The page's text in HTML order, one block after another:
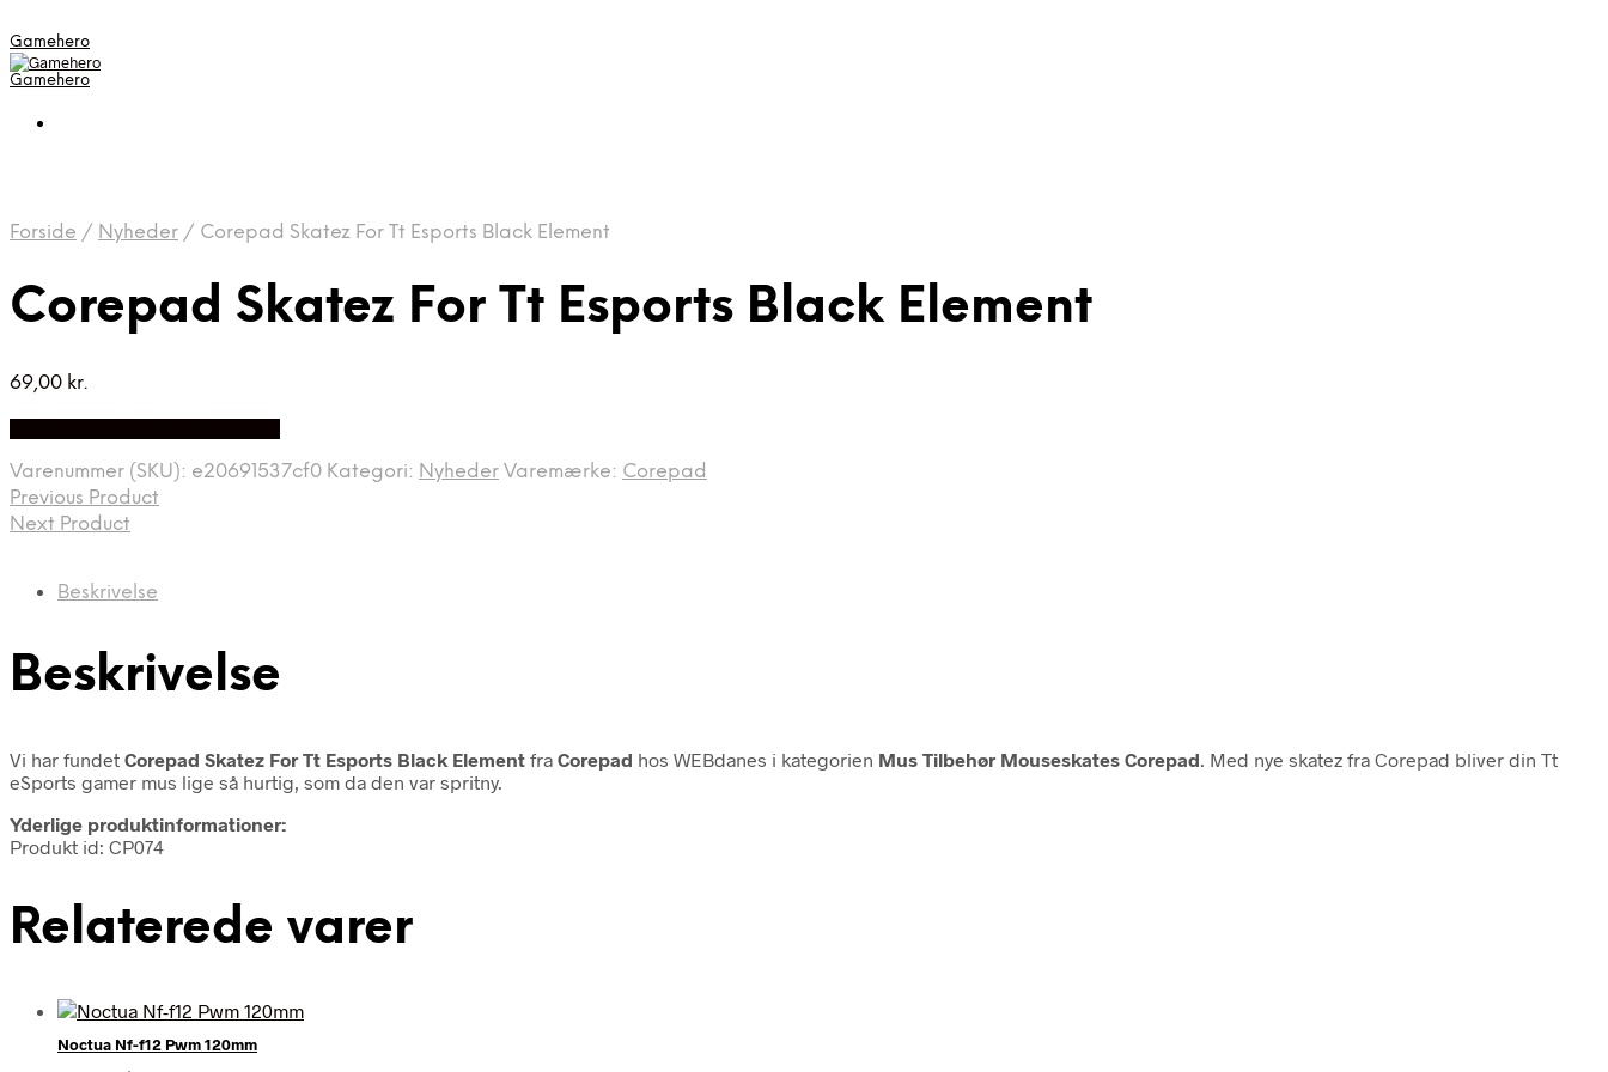
Gamehero
Gamehero
Forside / Nyheder / Corepad Skatez For Tt Esports Black Element
Corepad Skatez For Tt Esports Black Element
69,00 kr.
Varenummer (SKU): e20691537cf0 Kategori: Nyheder Varemærke: Corepad
Previous Product
Next Product
Beskrivelse
Beskrivelse
Vi har fundet Corepad Skatez For Tt Esports Black Element fra Corepad hos WEBdanes i kategorien Mus Tilbehør Mouseskates Corepad . Med nye skatez fra Corepad bliver din Tt
eSports gamer mus lige så hurtig, som da den var spritny.
Yderlige produktinformationer:
Produkt id: CP074
Relaterede varer
Noctua Nf-f12 Pwm 120mm